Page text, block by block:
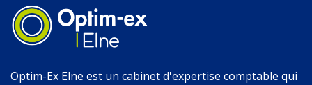
Optim-Ex Elne est un cabinet d'expertise comptable qui